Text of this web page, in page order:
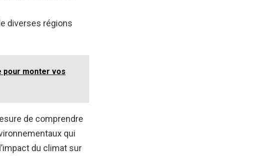
diverses régions
pour monter vos
de comprendre
qui
du climat sur